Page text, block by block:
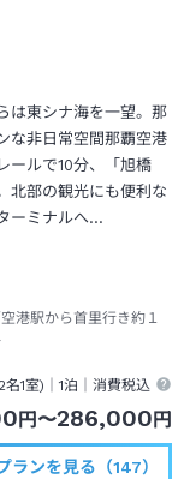
は東シナ海を一望。那
な非日常空間那覇空港
ールで10分、「旭橋
北部の観光にも便利な
ーミナルへ…
港駅から首里行き約１
2名1室)｜1泊 ｜消費税込
円 〜286,000 円
ランを見る（147）